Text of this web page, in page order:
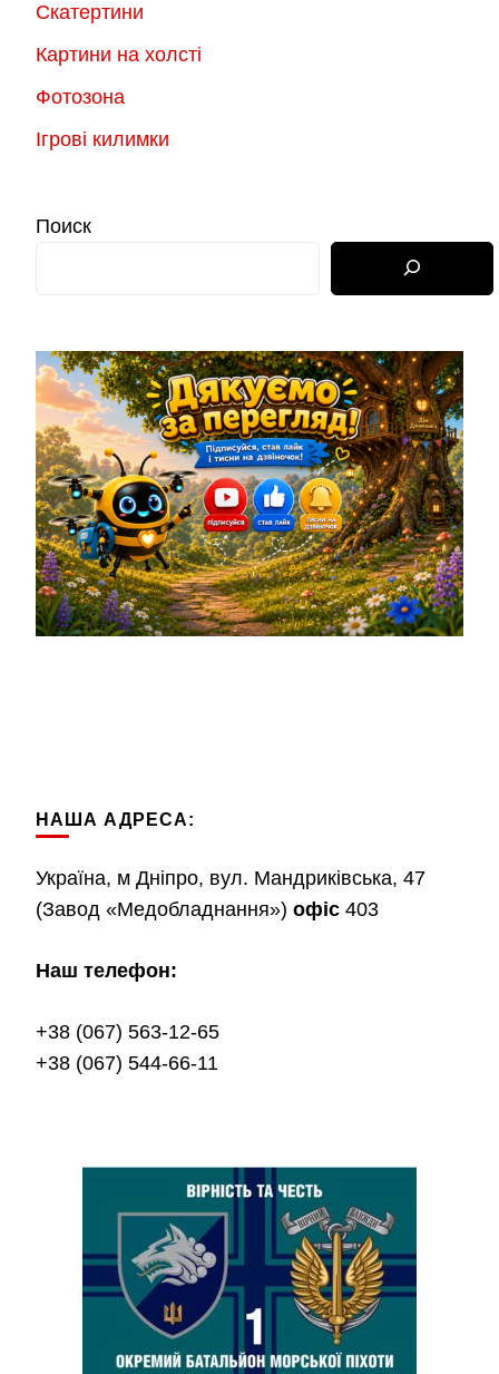
Скатертини
Картини на холсті
Фотозона
Ігрові килимки
Поиск
НАША АДРЕСА:
Україна, м Дніпро, вул. Мандриківська, 47
(Завод «Медобладнання») офіс 403
Наш телефон:
+38 (067) 563-12-65
+38 (067) 544-66-11